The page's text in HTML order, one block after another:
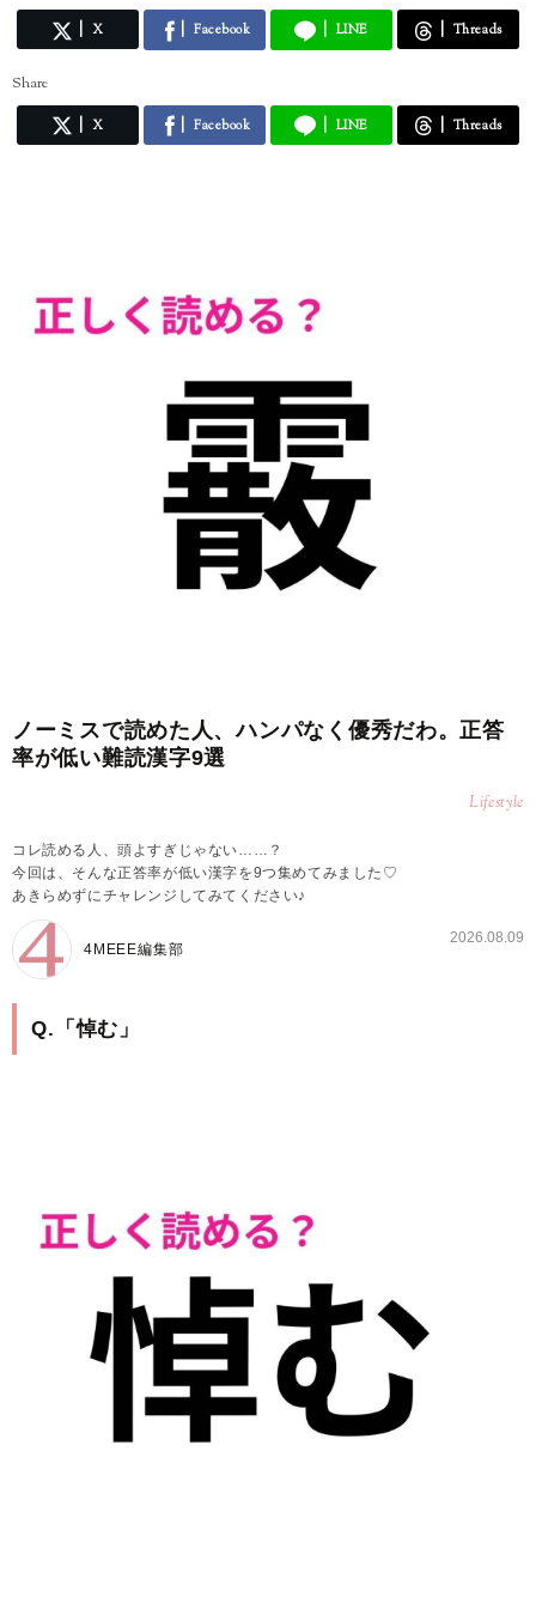
X Facebook LINE Threads
Share
X Facebook LINE Threads
ノーミスで読めた人、ハンパなく優秀だわ。正答
率が低い難読漢字9選
Lifestyle
コレ読める人、頭よすぎじゃない……？
今回は、そんな正答率が低い漢字を9つ集めてみました♡
あきらめずにチャレンジしてみてください♪
4MEEE編集部
2026.08.09
Q.「悼む」